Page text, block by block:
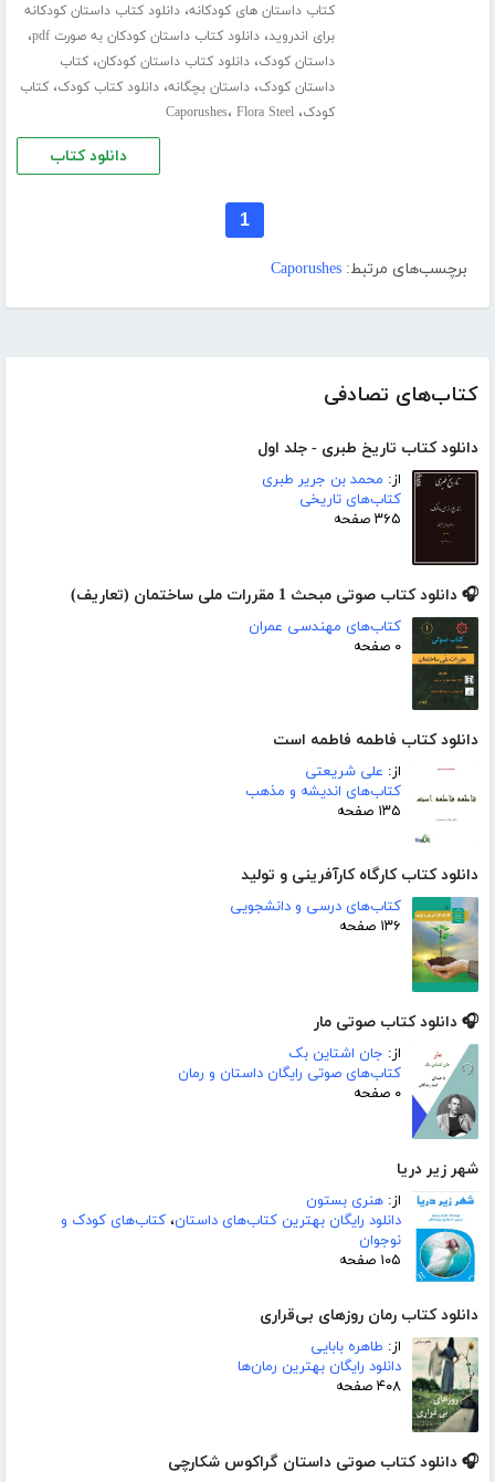
کتاب‌های تصادفی
دانلود کتاب تاریخ طبری - جلد اول
از: محمد بن جریر طبری
کتاب‌های تاریخی
۳۶۵ صفحه
🎧 دانلود کتاب صوتی مبحث 1 مقررات ملی ساختمان (تعاریف)
کتاب‌های مهندسی عمران
۰ صفحه
دانلود کتاب فاطمه فاطمه است
از: علی شریعتی
کتاب‌های اندیشه و مذهب
۱۳۵ صفحه
دانلود کتاب کارگاه کارآفرینی و تولید
کتاب‌های درسی و دانشجویی
۱۳۶ صفحه
🎧 دانلود کتاب صوتی مار
از: جان اشتاین بک
کتاب‌های صوتی رایگان داستان و رمان
۰ صفحه
شهر زیر دریا
از: هنری بستون
دانلود رایگان بهترین کتاب‌های داستان، کتاب‌های کودک و
نوجوان
۱۰۵ صفحه
دانلود کتاب رمان روزهای بی‌قراری
از: طاهره بابایی
دانلود رایگان بهترین رمان‌ها
۴۰۸ صفحه
🎧 دانلود کتاب صوتی داستان گراکوس شکارچی
کتاب داستان های کودکانه،دانلود کتاب داستان کودکانه
برای اندروید،دانلود کتاب داستان کودکان به صورت pdf ،
داستان کودک،دانلود کتاب داستان کودکان،کتاب
داستان کودک،داستان بچگانه،دانلود کتاب کودک،کتاب
کودک، Caporushes، Flora Steel
دانلود کتاب
1
برچسب‌های مرتبط: Caporushes